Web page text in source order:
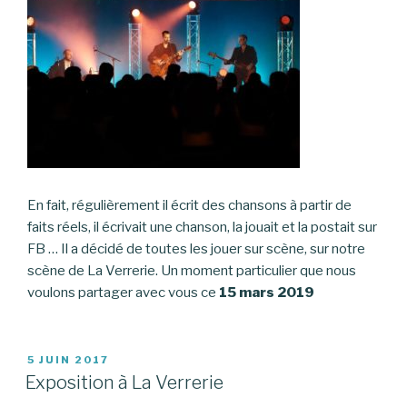
En fait, régulièrement il écrit des chansons à partir de
faits réels, il écrivait une chanson, la jouait et la postait sur
FB … Il a décidé de toutes les jouer sur scène, sur notre
scène de La Verrerie. Un moment particulier que nous
voulons partager avec vous ce 15 mars 2019
PUBLIÉ
LE
5 JUIN 2017
Exposition à La Verrerie